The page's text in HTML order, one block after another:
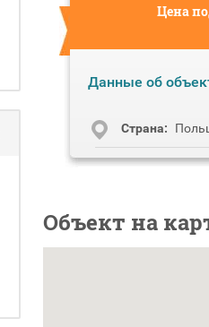
Цена
Данные об
Cтрана:
Объект на